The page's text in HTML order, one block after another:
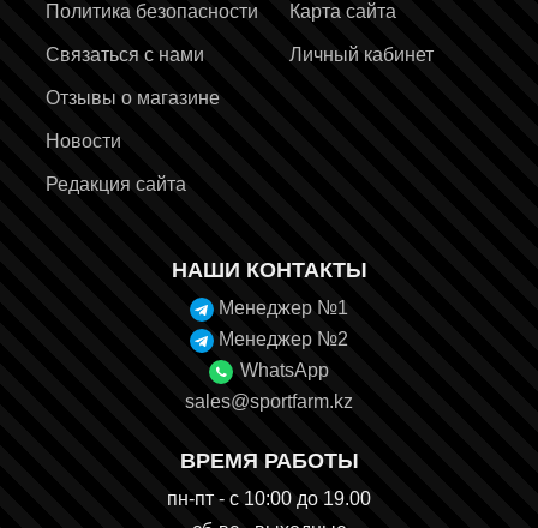
Политика безопасности
Связаться с нами
Отзывы о магазине
Новости
Редакция сайта
Карта сайта
Личный кабинет
НАШИ КОНТАКТЫ
Менеджер №1
Менеджер №2
WhatsApp
sales@sportfarm.kz
ВРЕМЯ РАБОТЫ
пн-пт - с 10:00 до 19.00